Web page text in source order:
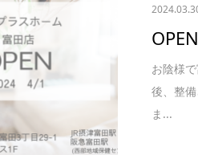
OPEN
お陰様
後、整
ま...